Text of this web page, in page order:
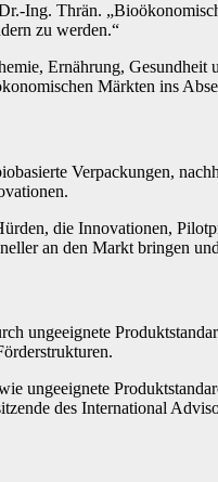
Ing. Thrän.
zu werden.“
Ernährung,
Märkten ins
Verpackungen,
die Innovationen,
an den Markt bringen
ungeeignete
ungeeignete
des International